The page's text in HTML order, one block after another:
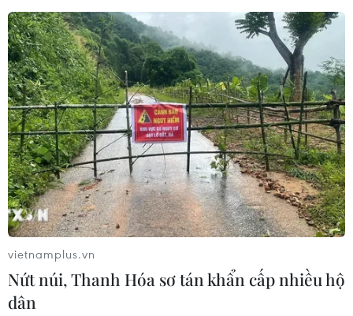
vietnamplus.vn
Nứt núi, Thanh Hóa sơ tán khẩn cấp nhiều hộ
dân